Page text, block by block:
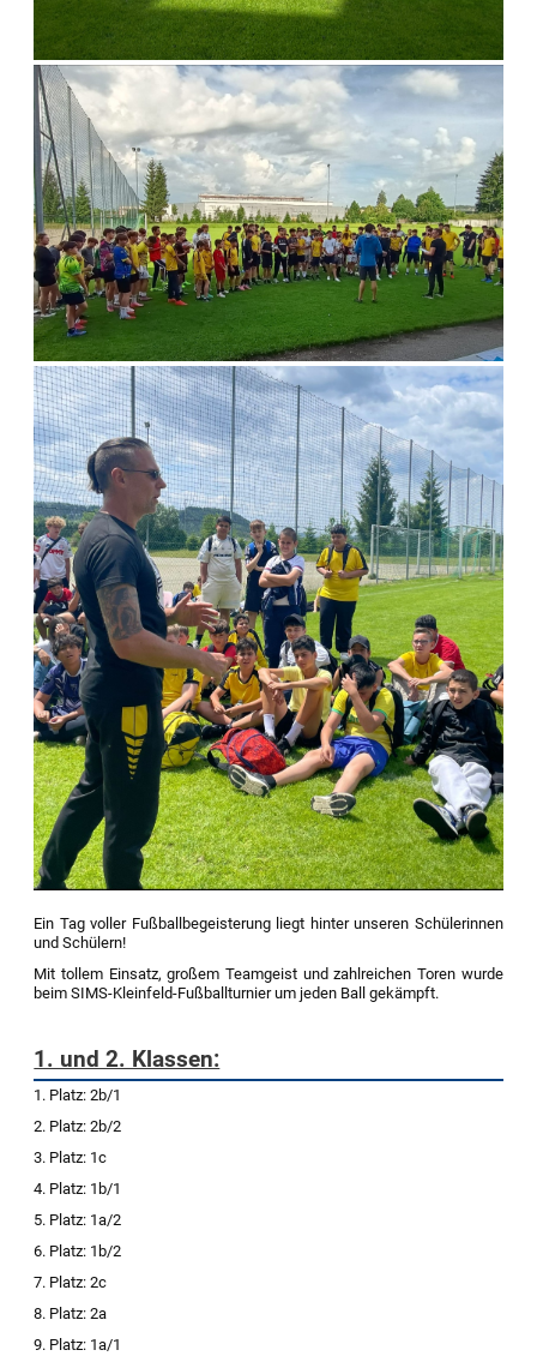
Ein Tag voller Fußballbegeisterung liegt hinter unseren Schülerinnen
und Schülern!
Mit tollem Einsatz, großem Teamgeist und zahlreichen Toren wurde
beim SIMS-Kleinfeld-Fußballturnier um jeden Ball gekämpft.
1. und 2. Klassen:
1. Platz: 2b/1
2. Platz: 2b/2
3. Platz: 1c
4. Platz: 1b/1
5. Platz: 1a/2
6. Platz: 1b/2
7. Platz: 2c
8. Platz: 2a
9. Platz: 1a/1